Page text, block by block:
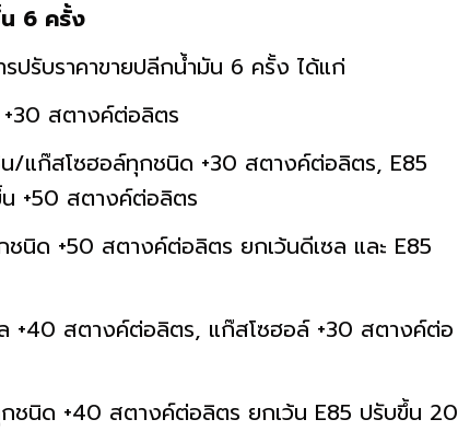
6 ครั้ง
ปรับราคาขายปลีกน้ำมัน 6 ครั้ง ได้แก่
สตางค์ต่อลิตร
/แก๊สโซฮอล์ทุกชนิด +30 สตางค์ต่อลิตร, E85
+50 สตางค์ต่อลิตร
นิด +50 สตางค์ต่อลิตร ยกเว้นดีเซล และ E85
+40 สตางค์ต่อลิตร, แก๊สโซฮอล์ +30 สตางค์ต่อ
ชนิด +40 สตางค์ต่อลิตร ยกเว้น E85 ปรับขึ้น 20